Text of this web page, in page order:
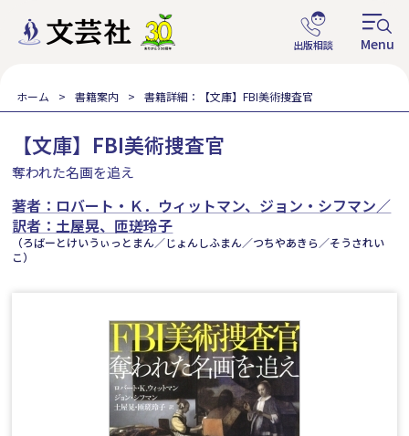
ホーム 書籍案内 書籍詳細：【文庫】FBI美術捜査官
【文庫】FBI美術捜査官
奪われた名画を追え
著者：ロバート・Ｋ．ウィットマン、ジョン・シフマン／
訳者：土屋晃、匝瑳玲子
（ろばーとけいうぃっとまん／じょんしふまん／つちやあきら／そうされい
こ）